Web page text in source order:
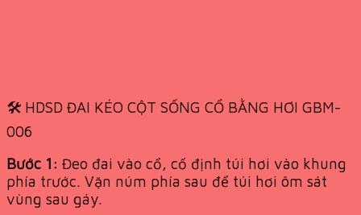
🛠️ HDSD ĐAI KÉO CỘT SỐNG CỔ BẰNG HƠI GBM-
006
Bước 1: Đeo đai vào cổ, cố định túi hơi vào khung
phía trước. Vặn núm phía sau để túi hơi ôm sát
vùng sau gáy.